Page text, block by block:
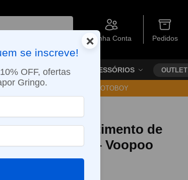
Minha Conta Pedidos
NICOTINA ORAL ACESSÓRIOS OUTLET
APROVADOS ATÉ 15:30 VIA MOTOBOY
do compartimento de
do Drag 2 – Voopoo
×
se inscreve!
OFF, ofertas
Gringo.